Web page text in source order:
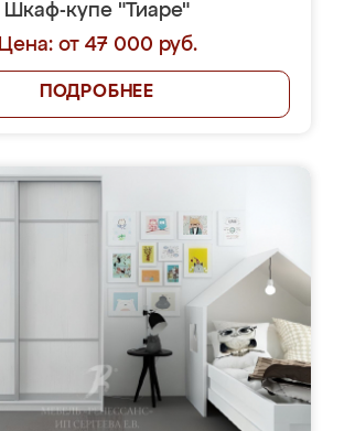
Шкаф-купе "Тиаре"
Цена: от 47 000 руб.
ПОДРОБНЕЕ